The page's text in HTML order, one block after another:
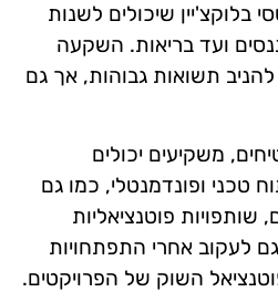
בלוקצ'יין שיכולים לשנות
ועד בריאות. השקעה
תשואות גבוהות, אך גם
משקיעים יכולים
טכני ופונדמנטלי, כמו גם
פוטנציאליות
לעקוב אחרי התפתחויות
השוק של הפרויקטים.